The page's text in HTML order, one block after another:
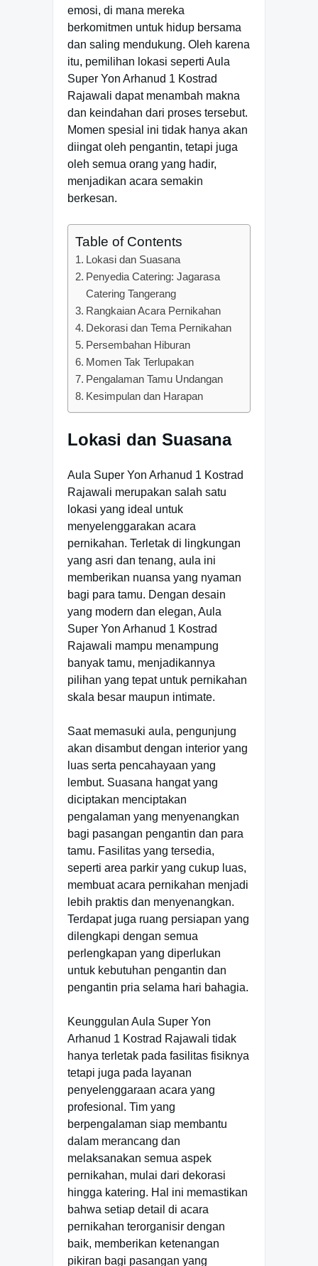
emosi, di mana mereka
berkomitmen untuk hidup bersama
dan saling mendukung. Oleh karena
itu, pemilihan lokasi seperti Aula
Super Yon Arhanud 1 Kostrad
Rajawali dapat menambah makna
dan keindahan dari proses tersebut.
Momen spesial ini tidak hanya akan
diingat oleh pengantin, tetapi juga
oleh semua orang yang hadir,
menjadikan acara semakin
berkesan.
Table of Contents
Lokasi dan Suasana
Penyedia Catering: Jagarasa
Catering Tangerang
Rangkaian Acara Pernikahan
Dekorasi dan Tema Pernikahan
Persembahan Hiburan
Momen Tak Terlupakan
Pengalaman Tamu Undangan
Kesimpulan dan Harapan
Lokasi dan Suasana
Aula Super Yon Arhanud 1 Kostrad
Rajawali merupakan salah satu
lokasi yang ideal untuk
menyelenggarakan acara
pernikahan. Terletak di lingkungan
yang asri dan tenang, aula ini
memberikan nuansa yang nyaman
bagi para tamu. Dengan desain
yang modern dan elegan, Aula
Super Yon Arhanud 1 Kostrad
Rajawali mampu menampung
banyak tamu, menjadikannya
pilihan yang tepat untuk pernikahan
skala besar maupun intimate.
Saat memasuki aula, pengunjung
akan disambut dengan interior yang
luas serta pencahayaan yang
lembut. Suasana hangat yang
diciptakan menciptakan
pengalaman yang menyenangkan
bagi pasangan pengantin dan para
tamu. Fasilitas yang tersedia,
seperti area parkir yang cukup luas,
membuat acara pernikahan menjadi
lebih praktis dan menyenangkan.
Terdapat juga ruang persiapan yang
dilengkapi dengan semua
perlengkapan yang diperlukan
untuk kebutuhan pengantin dan
pengantin pria selama hari bahagia.
Keunggulan Aula Super Yon
Arhanud 1 Kostrad Rajawali tidak
hanya terletak pada fasilitas fisiknya
tetapi juga pada layanan
penyelenggaraan acara yang
profesional. Tim yang
berpengalaman siap membantu
dalam merancang dan
melaksanakan semua aspek
pernikahan, mulai dari dekorasi
hingga katering. Hal ini memastikan
bahwa setiap detail di acara
pernikahan terorganisir dengan
baik, memberikan ketenangan
pikiran bagi pasangan yang